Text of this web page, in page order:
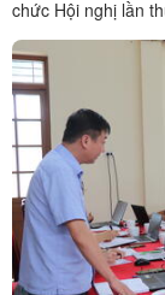
chức Hội nghị lần
xã 6 tháng đầu
Bí thư Thường trực